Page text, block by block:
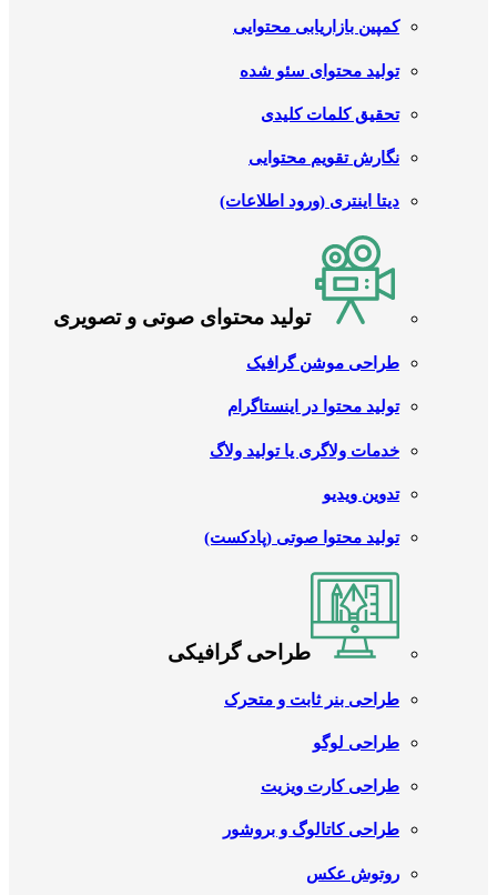
کمپین بازاریابی محتوایی
تولید محتوای سئو شده
تحقیق کلمات کلیدی
نگارش تقویم محتوایی
دیتا اینتری (ورود اطلاعات)
تولید محتوای صوتی و تصویری
طراحی موشن گرافیک
تولید محتوا در اینستاگرام
خدمات ولاگری یا تولید ولاگ
تدوین ویدیو
تولید محتوا صوتی (پادکست)
طراحی گرافیکی
طراحی بنر ثابت و متحرک
طراحی لوگو
طراحی کارت ویزیت
طراحی کاتالوگ و بروشور
روتوش عکس